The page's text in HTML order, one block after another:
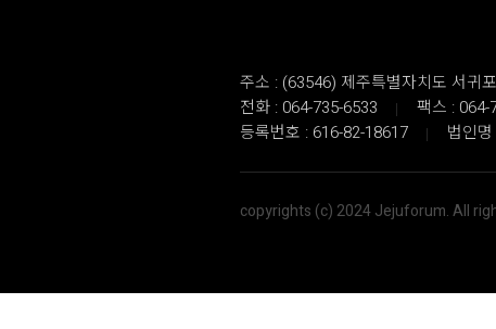
주소 : (63546) 제주특별자치도 서귀
전화 : 064-735-6533
팩스 : 064-
등록번호 : 616-82-18617
법인
copyrights (c) 2024 Jejuforum. All